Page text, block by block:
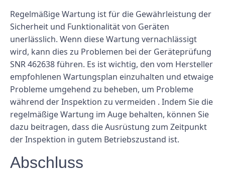
Regelmäßige Wartung ist für die Gewährleistung der
Sicherheit und Funktionalität von Geräten
unerlässlich. Wenn diese Wartung vernachlässigt
wird, kann dies zu Problemen bei der Geräteprüfung
SNR 462638 führen. Es ist wichtig, den vom Hersteller
empfohlenen Wartungsplan einzuhalten und etwaige
Probleme umgehend zu beheben, um Probleme
während der Inspektion zu vermeiden . Indem Sie die
regelmäßige Wartung im Auge behalten, können Sie
dazu beitragen, dass die Ausrüstung zum Zeitpunkt
der Inspektion in gutem Betriebszustand ist.
Abschluss